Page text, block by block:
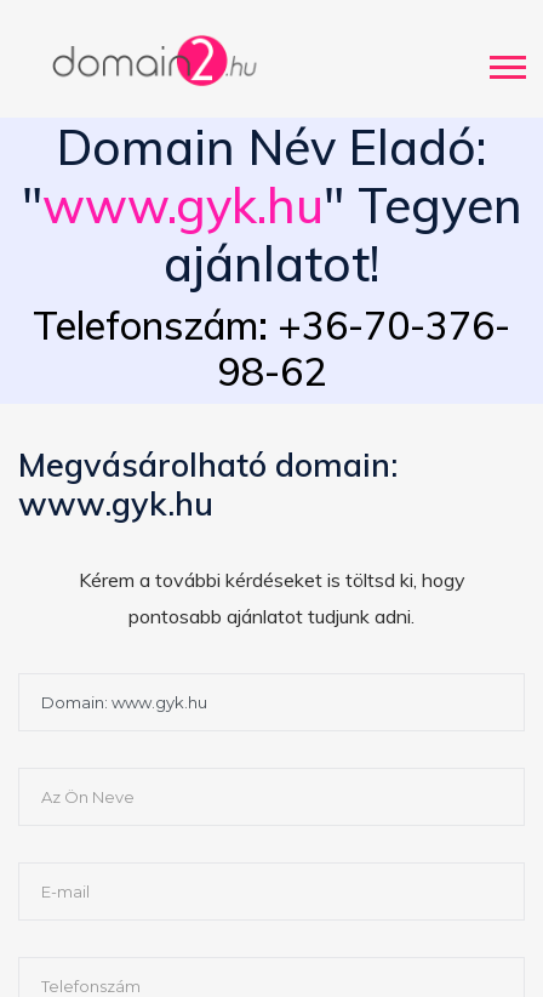
Domain Név Eladó:
"www.gyk.hu" Tegyen
ajánlatot!
Telefonszám: +36-70-376-
98-62
Megvásárolható domain:
www.gyk.hu
Kérem a további kérdéseket is töltsd ki, hogy
pontosabb ajánlatot tudjunk adni.